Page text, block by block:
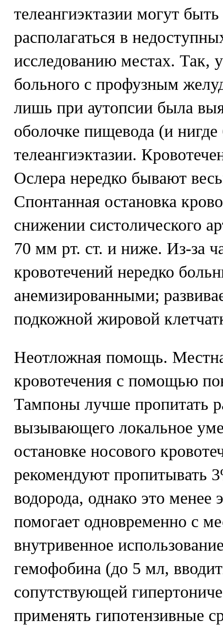
телеангиэктазии могут
располагаться в
исследованию местах. Так,
больного с профузным
лишь при аутопсии была
оболочке пищевода (и нигде
телеангиэктазии.
Ослера нередко бывают
Спонтанная остановка
снижении систолического
70 мм рт. ст. и ниже. Из-за
кровотечений нередко
анемизированными;
подкожной жировой
Неотложная помощь.
кровотечения с помощью
Тампоны лучше пропитать
вызывающего локальное
остановке носового
рекомендуют пропитывать
водорода, однако это
помогает одновременно с
внутривенное
гемофобина (до 5 мл,
сопутствующей
применять гипотензивные